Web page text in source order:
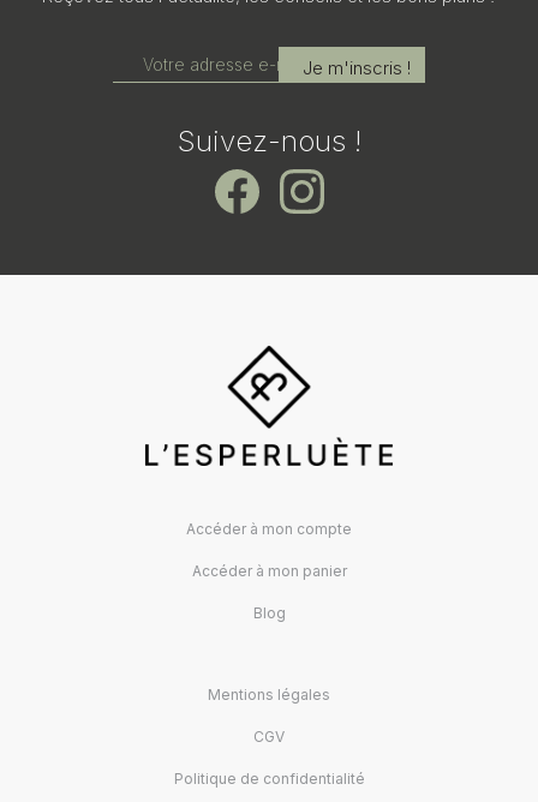
Suivez-nous !
Accéder à mon compte
Accéder à mon panier
Blog
Mentions légales
CGV
Politique de confidentialité